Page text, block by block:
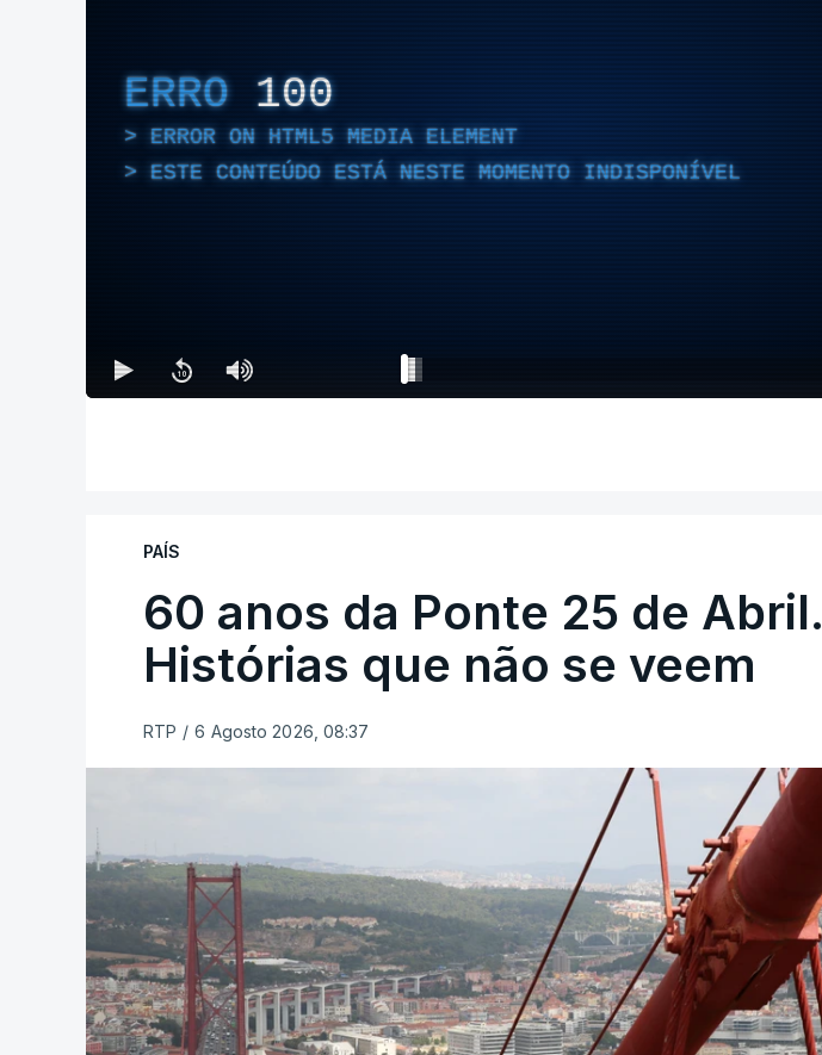
ERRO 100
ERROR ON HTML5 MEDIA ELEMENT
ESTE CONTEÚDO ESTÁ NESTE MOMENTO INDISPONÍVEL
PAÍS
60 anos da Ponte 25 de Abril.
Histórias que não se veem
RTP / 6 Agosto 2026, 08:37